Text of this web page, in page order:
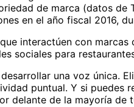
de marca (datos de
en el año fiscal 2016,
interactúen con
sociales para
una voz
puntual. Y si puedes
delante de la mayoría de